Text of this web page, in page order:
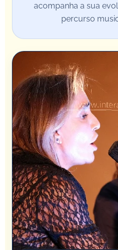
acompanha a sua
percurso